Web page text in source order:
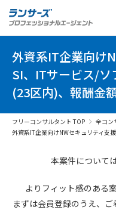
外資系IT企業向け
SI、ITサービス/ソ
(23区内)、報酬金
フリーコンサルタント TOP 全コン
外資系IT企業向けNWセキュリティ支援
本案件について
よりフィット感のある
まずは会員登録のうえ、 ご